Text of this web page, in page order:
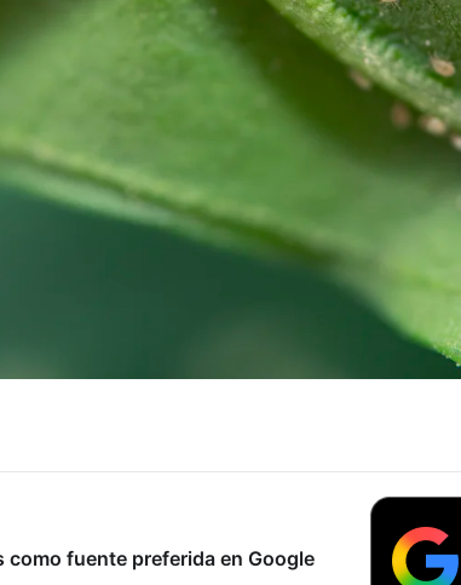
como fuente preferida en Google